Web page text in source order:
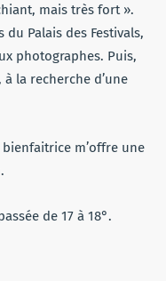
mais très fort ».
Palais des Festivals,
photographes. Puis,
la recherche d’une
m’offre une
de 17 à 18°.